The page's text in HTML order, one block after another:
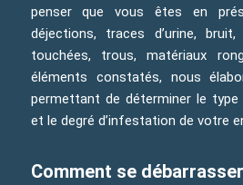
penser que vous êtes en
déjections, traces d’urine, bruit,
touchées, trous, matériaux
éléments constatés, nous
permettant de déterminer le type
et le degré d’infestation de votre
Comment se